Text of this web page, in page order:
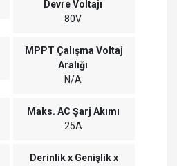
Devre Voltajı
80V
MPPT Çalışma Voltaj
Aralığı
N/A
Maks. AC Şarj Akımı
25A
Derinlik x Genişlik x